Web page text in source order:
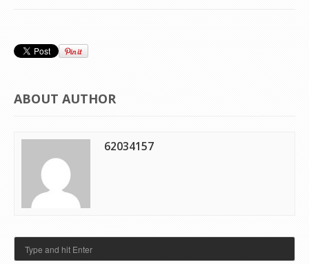
ABOUT AUTHOR
62034157